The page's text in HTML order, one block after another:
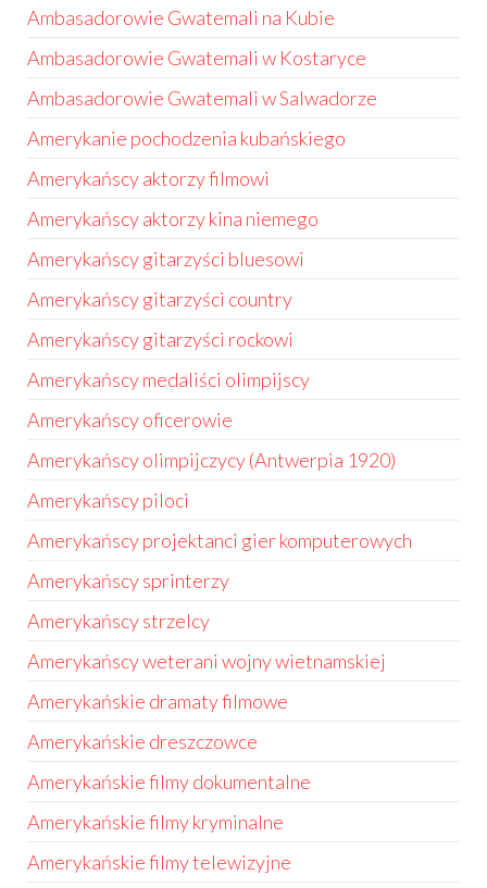
Ambasadorowie Gwatemali na Kubie
Ambasadorowie Gwatemali w Kostaryce
Ambasadorowie Gwatemali w Salwadorze
Amerykanie pochodzenia kubańskiego
Amerykańscy aktorzy filmowi
Amerykańscy aktorzy kina niemego
Amerykańscy gitarzyści bluesowi
Amerykańscy gitarzyści country
Amerykańscy gitarzyści rockowi
Amerykańscy medaliści olimpijscy
Amerykańscy oficerowie
Amerykańscy olimpijczycy (Antwerpia 1920)
Amerykańscy piloci
Amerykańscy projektanci gier komputerowych
Amerykańscy sprinterzy
Amerykańscy strzelcy
Amerykańscy weterani wojny wietnamskiej
Amerykańskie dramaty filmowe
Amerykańskie dreszczowce
Amerykańskie filmy dokumentalne
Amerykańskie filmy kryminalne
Amerykańskie filmy telewizyjne